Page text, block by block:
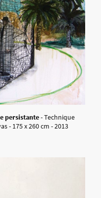
persistante- Technique
- 175 x 260 cm - 2013